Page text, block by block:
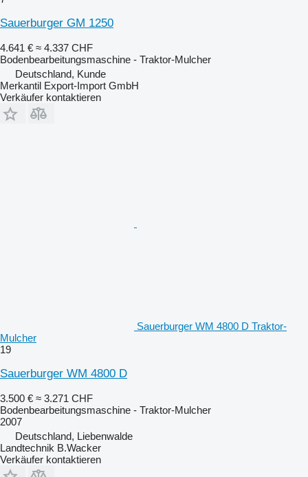
Sauerburger GM 1250
4.641 € ≈ 4.337 CHF
Bodenbearbeitungsmaschine - Traktor-Mulcher
Deutschland, Kunde
Merkantil Export-Import GmbH
Verkäufer kontaktieren
Sauerburger WM 4800 D Traktor-
Mulcher
19
Sauerburger WM 4800 D
3.500 € ≈ 3.271 CHF
Bodenbearbeitungsmaschine - Traktor-Mulcher
2007
Deutschland, Liebenwalde
Landtechnik B.Wacker
Verkäufer kontaktieren